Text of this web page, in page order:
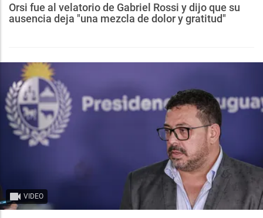
Orsi fue al velatorio de Gabriel Rossi y dijo que su
ausencia deja "una mezcla de dolor y gratitud"
VIDEO